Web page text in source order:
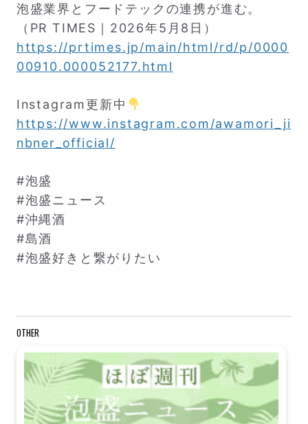
泡盛業界とフードテックの連携が進む。
（PR TIMES｜2026年5月8日）
https://prtimes.jp/main/html/rd/p/0000
00910.000052177.html
Instagram更新中
https://www.instagram.com/awamori_ji
nbner_official/
#泡盛
#泡盛ニュース
#沖縄酒
#島酒
#泡盛好きと繋がりたい
OTHER